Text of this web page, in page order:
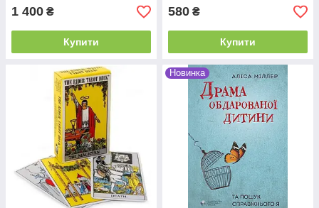
1 400 ₴
Купити
580 ₴
Купити
Новинка